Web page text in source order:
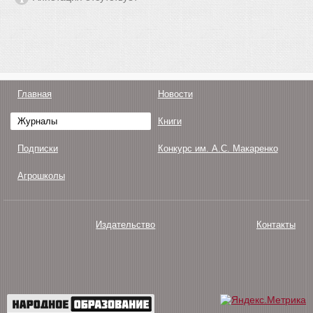
Главная Новости
Журналы Книги
Подписки Конкурс им. А.С. Макаренко
Агрошколы
Издательство Контакты